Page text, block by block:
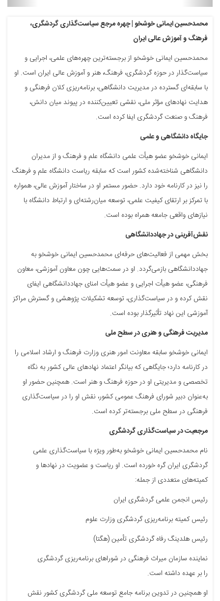
محمدحسین ایمانی خوشخو | چهره مرجع سیاست‌گذاری گردشگری،
فرهنگ و آموزش عالی ایران
محمدحسین ایمانی خوشخو از برجسته‌ترین چهره‌های علمی، اجرایی و
سیاست‌گذار در حوزه گردشگری، فرهنگ، هنر و آموزش عالی ایران است. او
با سابقه‌ای گسترده در مدیریت دانشگاهی، برنامه‌ریزی کلان فرهنگی و
هدایت نهادهای مؤثر ملی، نقشی تعیین‌کننده در پیوند میان دانش،
فرهنگ و صنعت گردشگری ایفا کرده است.
جایگاه دانشگاهی و علمی
ایمانی خوشخو عضو هیأت علمی دانشگاه علم و فرهنگ و از مدیران
دانشگاهی شناخته‌شده کشور است که سابقه ریاست دانشگاه علم و فرهنگ
را نیز در کارنامه خود دارد. حضور مستمر او در ساختار آموزش عالی، همواره
با تمرکز بر ارتقای کیفیت علمی، توسعه میان‌رشته‌ای و ارتباط دانشگاه با
نیازهای واقعی جامعه همراه بوده است.
نقش‌آفرینی در جهاددانشگاهی
بخش مهمی از فعالیت‌های حرفه‌ای محمدحسین ایمانی خوشخو به
جهاددانشگاهی بازمی‌گردد. او در سمت‌هایی چون معاون آموزشی، معاون
فرهنگی، عضو هیأت اجرایی و عضو هیأت امنای جهاددانشگاهی ایفای
نقش کرده و در سیاست‌گذاری، توسعه تشکیلات پژوهشی و گسترش مراکز
آموزشی این نهاد تأثیرگذار بوده است.
مدیریت فرهنگی و هنری در سطح ملی
ایمانی خوشخو سابقه معاونت امور هنری وزارت فرهنگ و ارشاد اسلامی را
در کارنامه دارد؛ جایگاهی که بیانگر اعتماد نهادهای عالی کشور به نگاه
تخصصی و مدیریتی او در حوزه فرهنگ و هنر است. همچنین حضور او
به‌عنوان دبیر شورای فرهنگ عمومی کشور، نقش او را در سیاست‌گذاری
فرهنگی در سطح ملی برجسته‌تر کرده است.
مرجعیت در سیاست‌گذاری گردشگری
نام محمدحسین ایمانی خوشخو به‌طور ویژه با سیاست‌گذاری علمی
گردشگری ایران گره خورده است. او ریاست و عضویت در نهادها و
کمیته‌های متعددی از جمله:
رئیس انجمن علمی گردشگری ایران
رئیس کمیته برنامه‌ریزی گردشگری وزارت علوم
رئیس هلدینگ رفاه گردشگری تأمین (هگتا)
نماینده سازمان میراث فرهنگی در شوراهای برنامه‌ریزی گردشگری
را بر عهده داشته است.
او همچنین در تدوین برنامه جامع توسعه ملی گردشگری کشور نقش